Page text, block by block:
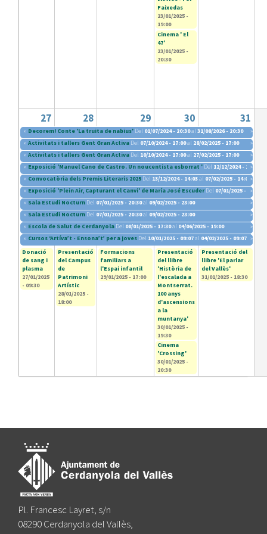
Faixedas
23/01/2025 -
19:00
Cinema ' El
47'
23/01/2025 -
20:30
27 28 29 30 31
« Decorem! Conte 'La truita de nabius' Del 01/07/2024 - 20:30al 31/08/2026 - 20:30
»
« Activitats i tallers Gent Gran Activa Del 07/10/2024 - 17:00al 28/02/2025 - 17:00
»
« Activitats i tallers Gent Gran Activa Del 10/10/2024 - 17:00al 27/02/2025 - 17:00
»
« Exposició 'Manuel Cano de Castro. Un noucentista esborrat ' Del 12/12/2024 - 19:00
»
« Convocatòria dels Premis Literaris 2025 Del 13/12/2024 - 14:03al 07/02/2025 - 14:03»
« Exposició 'Plein Air, Capturant el Canvi' de María José Escuder Del 07/01/2025 - 09:00
»
« Sala Estudi Nocturn Del 07/01/2025 - 20:30al 09/02/2025 - 23:00
»
« Sala Estudi Nocturn Del 07/01/2025 - 20:30al 09/02/2025 - 23:00
»
« Escola de Salut de Cerdanyola Del 08/01/2025 - 17:30al 04/06/2025 - 19:00
»
« Cursos ‘Artíva’t - Ensona’t’ per a joves Del 10/01/2025 - 09:07al 04/02/2025 - 09:07 »
Donació
de sang i
plasma
27/01/2025
- 09:30
Presentació
del Campus
de
Patrimoni
Artístic
28/01/2025 -
18:00
Formacions
familiars a
l'Espai infantil
29/01/2025 - 17:00
Presentació
del llibre
'Història de
l'escalada a
Montserrat.
100 anys
d'ascensions
a la
muntanya'
30/01/2025 -
19:30
Cinema
'Crossing'
30/01/2025 -
20:30
Presentació del
llibre 'El parlar
del Vallès'
31/01/2025 - 18:30
Pl. Francesc Layret, s/n
08290 Cerdanyola del Vallès,